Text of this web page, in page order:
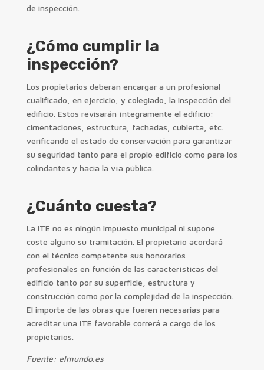
de inspección.
¿Cómo cumplir la
inspección?
Los propietarios deberán encargar a un profesional
cualificado, en ejercicio, y colegiado, la inspección del
edificio. Estos revisarán íntegramente el edificio:
cimentaciones, estructura, fachadas, cubierta, etc.
verificando el estado de conservación para garantizar
su seguridad tanto para el propio edificio como para los
colindantes y hacia la vía pública.
¿Cuánto cuesta?
La ITE no es ningún impuesto municipal ni supone
coste alguno su tramitación. El propietario acordará
con el técnico competente sus honorarios
profesionales en función de las características del
edificio tanto por su superficie, estructura y
construcción como por la complejidad de la inspección.
El importe de las obras que fueren necesarias para
acreditar una ITE favorable correrá a cargo de los
propietarios.
Fuente: elmundo.es